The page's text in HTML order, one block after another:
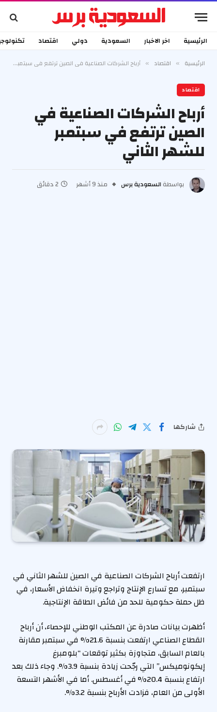
الرئيسية اخر الاخبار السعودية دولي اقتصاد
الرئيسية » اقتصاد » أرباح الشركات الصناعية في الصين ترتفع في سبتمبر للشهر الثاني
اقتصاد
أرباح الشركات الصناعية في
الصين ترتفع في سبتمبر
للشهر الثاني
بواسطة السعودية برس منذ 9 أشهر 2 دقائق
شاركها
ارتفعت أرباح الشركات الصناعية في الصين للشهر الثاني في
سبتمبر، مع تسارع الإنتاج وتراجع وتيرة انخفاض الأسعار، في
ظل حملة حكومية للحد من فائض الطاقة الإنتاجية.
أظهرت بيانات صادرة عن المكتب الوطني للإحصاء، أن أرباح
القطاع الصناعي ارتفعت بنسبة 21.6% في سبتمبر مقارنة
بالعام السابق، متجاوزة بكثير توقعات “بلومبرغ
إيكونوميكس” التي رجّحت زيادة بنسبة 3.9%. وجاء ذلك بعد
ارتفاع بنسبة 20.4% في أغسطس. أما في الأشهر التسعة
الأولى من العام، فزادت الأرباح بنسبة 3.2%.